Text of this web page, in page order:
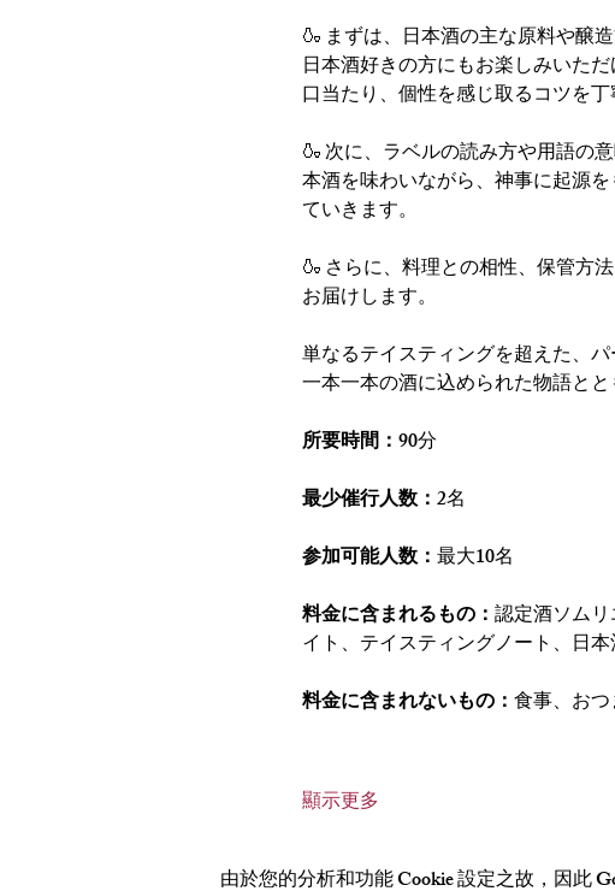
🍶 まずは、日本酒の主な原料や醸
日本酒好きの方にもお楽しみいた
口当たり、個性を感じ取るコツを丁
🍶 次に、ラベルの読み方や用語の
本酒を味わいながら、神事に起源
ていきます。
🍶 さらに、料理との相性、保管方
お届けします。
単なるテイスティングを超えた、パ
一本一本の酒に込められた物語と
所要時間： 90分
最少催行人数： 2名
参加可能人数： 最大10名
料金に含まれるもの： 認定酒ソム
イト、テイスティングノート、日
料金に含まれないもの： 食事、お
顯示更多
由於您的分析和功能 Cookie 設定之故，因此